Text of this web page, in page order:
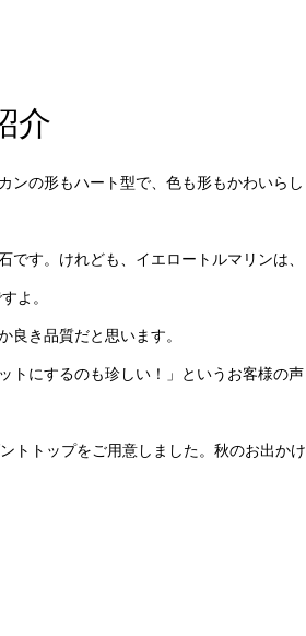
介
ンの形もハート型で、色も形もかわいらし
す。けれども、イエロートルマリンは、
よ。
良き品質だと思います。
トにするのも珍しい！」というお客様の声
トトップをご用意しました。秋のお出かけ